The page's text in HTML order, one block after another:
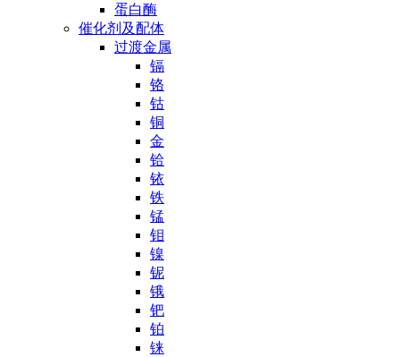
蛋白酶
催化剂及配体
过渡金属
镉
铬
钴
铜
金
铪
铱
铁
锰
钼
镍
铌
锇
钯
铂
铼